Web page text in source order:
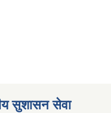
सुशासन सेवा